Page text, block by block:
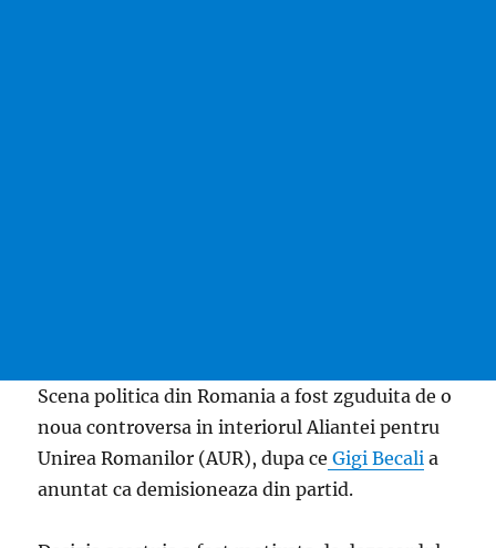
Scena politica din Romania a fost zguduita de o
noua controversa in interiorul Aliantei pentru
Unirea Romanilor (AUR), dupa ce Gigi Becali a
anuntat ca demisioneaza din partid.